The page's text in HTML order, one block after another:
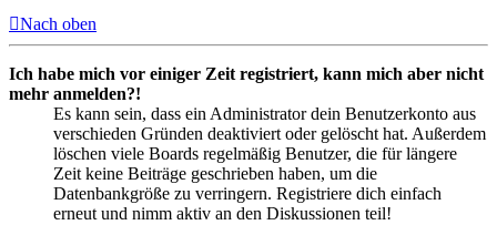
Nach oben
Ich habe mich vor einiger Zeit registriert, kann mich aber nicht
mehr anmelden?!
Es kann sein, dass ein Administrator dein Benutzerkonto aus
verschieden Gründen deaktiviert oder gelöscht hat. Außerdem
löschen viele Boards regelmäßig Benutzer, die für längere
Zeit keine Beiträge geschrieben haben, um die
Datenbankgröße zu verringern. Registriere dich einfach
erneut und nimm aktiv an den Diskussionen teil!